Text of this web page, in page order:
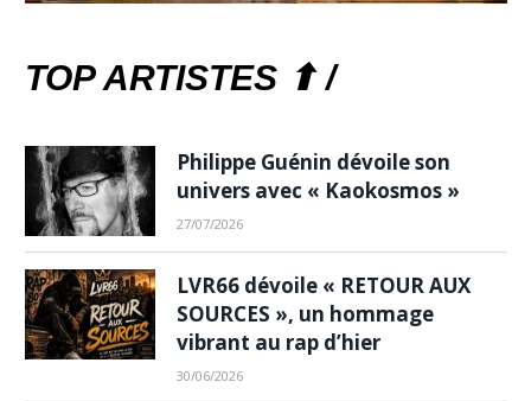
TOP ARTISTES ⬆ /
Philippe Guénin dévoile son
univers avec « Kaokosmos »
27/07/2026
LVR66 dévoile « RETOUR AUX
SOURCES », un hommage
vibrant au rap d’hier
30/06/2026